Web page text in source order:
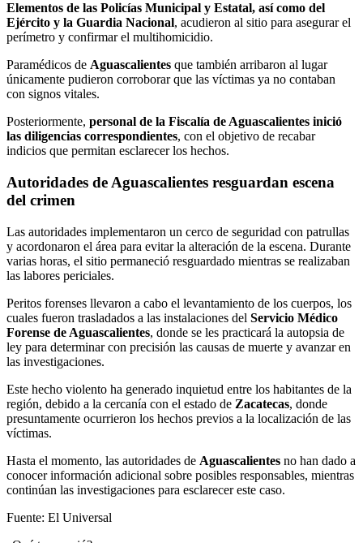
Elementos de las Policías Municipal y Estatal, así como del
Ejército y la Guardia Nacional, acudieron al sitio para asegurar el
perímetro y confirmar el multihomicidio.
Paramédicos de Aguascalientes que también arribaron al lugar
únicamente pudieron corroborar que las víctimas ya no contaban
con signos vitales.
Posteriormente, personal de la Fiscalía de Aguascalientes inició
las diligencias correspondientes, con el objetivo de recabar
indicios que permitan esclarecer los hechos.
Autoridades de Aguascalientes resguardan escena
del crimen
Las autoridades implementaron un cerco de seguridad con patrullas
y acordonaron el área para evitar la alteración de la escena. Durante
varias horas, el sitio permaneció resguardado mientras se realizaban
las labores periciales.
Peritos forenses llevaron a cabo el levantamiento de los cuerpos, los
cuales fueron trasladados a las instalaciones del Servicio Médico
Forense de Aguascalientes, donde se les practicará la autopsia de
ley para determinar con precisión las causas de muerte y avanzar en
las investigaciones.
Este hecho violento ha generado inquietud entre los habitantes de la
región, debido a la cercanía con el estado de Zacatecas, donde
presuntamente ocurrieron los hechos previos a la localización de las
víctimas.
Hasta el momento, las autoridades de Aguascalientes no han dado a
conocer información adicional sobre posibles responsables, mientras
continúan las investigaciones para esclarecer este caso.
Fuente: El Universal